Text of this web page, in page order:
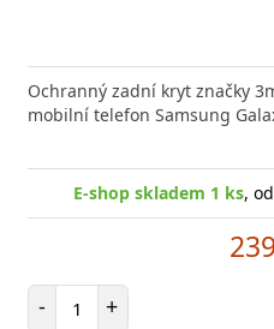
Ochranný zadní kryt značky
mobilní telefon Samsung
E-shop skladem 1 ks,
- Počet položek
+
Pro 2C + U je výkonná a
technologií, která
shop skladem 1 ks, odešleme v
1 039 Kč
položek